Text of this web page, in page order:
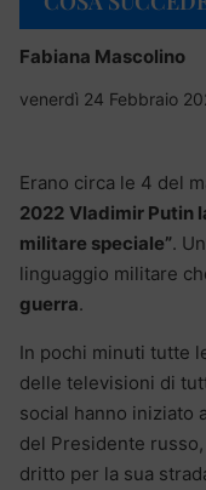
Fabiana Mascolino
venerdì 24 Febbraio
Erano circa le 4 del
2022 Vladimir Putin
militare speciale”.
linguaggio militare
guerra.
In pochi minuti tutte
delle televisioni di
social hanno iniziato
del Presidente
dritto per la sua